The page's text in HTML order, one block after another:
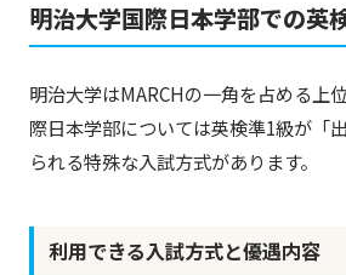
明治大学国際日本学部での英
明治大学はMARCHの一角を占める上
際日本学部については英検準1級が「
られる特殊な入試方式があります。
利用できる入試方式と優遇内容